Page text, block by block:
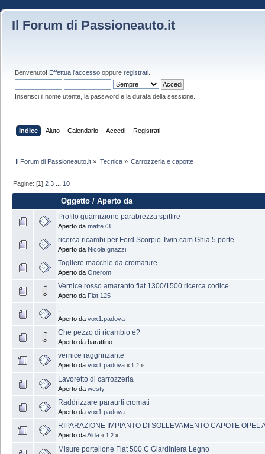
Il Forum di Passioneauto.it
Benvenuto! Effettua l'accesso oppure registrati
Inserisci il nome utente, la password e la durata della sessione.
Indice Aiuto Calendario Accedi Registrati
Il Forum di Passioneauto.it » Tecnica» Carrozzeria e capotte
Pagine: [1]2 3 ... 10
Oggetto /Aperto da
Profilo guarnizione parabrezza spitfire
Aperto da matte73
ricerca ricambi per Ford Scorpio Twin cam Ghia 5 porte
Aperto da NicolaIgnazzi
Togliere macchie da cromature
Aperto da Onerom
Vernice rosso amaranto fiat 1300/1500 ricerca codice
Aperto da Fiat 125
Aperto da vox1.padova
Che pezzo di ricambio è?
Aperto da barattino
vernice raggrinzante
Aperto da vox1.padova « 1 2 »
Lavoretto di carrozzeria
Aperto da westy
Raddrizzare paraurti cromati
Aperto da vox1.padova
RIPARAZIONE IMPIANTO DI SOLLEVAMENTO CAPOTE OPEL
Aperto daAlda « 1 2 »
Misure portellone Fiat 500 C Giardiniera Legno